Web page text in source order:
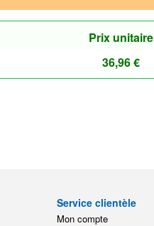
Prix unitaire
36,96€
Service clientèle
Mon compte